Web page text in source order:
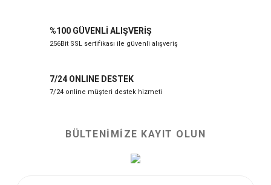
%100 GÜVENLİ ALIŞVERİŞ
256Bit SSL sertifikası ile güvenli alışveriş
7/24 ONLINE DESTEK
7/24 online müşteri destek hizmeti
BÜLTENİMİZE KAYIT OLUN